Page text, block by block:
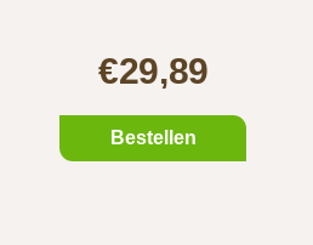
€29,89
Bestellen